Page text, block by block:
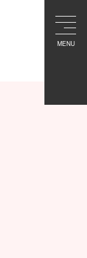
MENU